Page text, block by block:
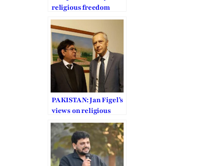
religious freedom
should get a stronger
mandate
PAKISTAN: Jan Figel’s
views on religious
freedom